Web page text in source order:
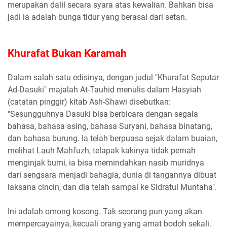
merupakan dalil secara syara atas kewalian. Bahkan bisa
jadi ia adalah bunga tidur yang berasal dari setan.
Khurafat Bukan Karamah
Dalam salah satu edisinya, dengan judul "Khurafat Seputar
Ad-Dasuki" majalah At-Tauhid menulis dalam Hasyiah
(catatan pinggir) kitab Ash-Shawi disebutkan:
"Sesungguhnya Dasuki bisa berbicara dengan segala
bahasa, bahasa asing, bahasa Suryani, bahasa binatang,
dan bahasa burung. Ia telah berpuasa sejak dalam buaian,
melihat Lauh Mahfuzh, telapak kakinya tidak pernah
menginjak bumi, ia bisa memindahkan nasib muridnya
dari sengsara menjadi bahagia, dunia di tangannya dibuat
laksana cincin, dan dia telah sampai ke Sidratul Muntaha".
Ini adalah omong kosong. Tak seorang pun yang akan
mempercayainya, kecuali orang yang amat bodoh sekali.